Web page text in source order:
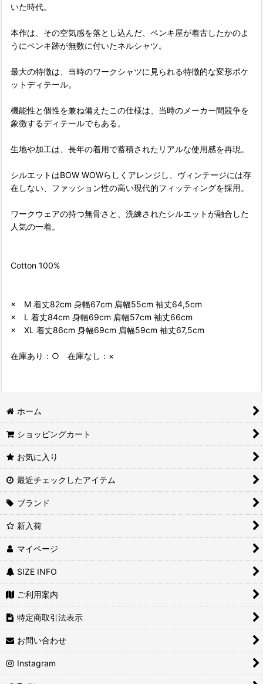
いた時代。
本作は、その空気感を落とし込んだ、ペンキ屋が着古したかのよ
うにペンキ跡が無数に付いたネルシャツ。
最大の特徴は、当時のワークシャツに見られる特徴的な変形ポケ
ットディテール。
機能性と個性を兼ね備えたこの仕様は、当時のメーカー間競争を
象徴するディテールでもある。
生地や加工は、長年の着用で蓄積されたリアルな使用感を再現。
シルエットはBOW WOWらしくアレンジし、ヴィンテージには存
在しない、ファッション性の高い現代的フィッティングを採用。
ワークウェアの持つ無骨さと、洗練されたシルエットが融合した
人気の一着。
Cotton 100%
× M 着丈82cm 身幅67cm 肩幅55cm 袖丈64,5cm
× L 着丈84cm 身幅69cm 肩幅57cm 袖丈66cm
× XL 着丈86cm 身幅69cm 肩幅59cm 袖丈67,5cm
在庫あり：○ 在庫なし：×
ホーム
ショッピングカート
お気に入り
最近チェックしたアイテム
ブランド
新入荷
マイページ
SIZE INFO
ご利用案内
特定商取引法表示
お問い合わせ
Instagram